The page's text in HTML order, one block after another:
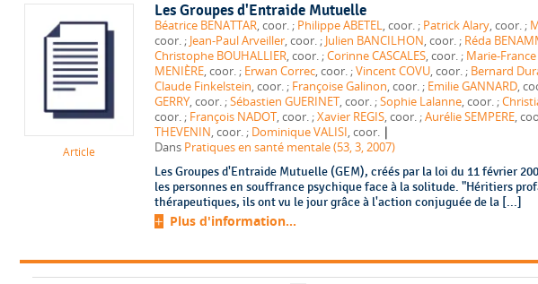
Article
Les Groupes d'Entraide Mutuelle
Béatrice BENATTAR , coor. ; Philippe ABETEL , coor. ; Patrick Alary , coor. ;
coor. ; Jean-Paul Arveiller , coor. ; Julien BANCILHON , coor. ; Réda
Christophe BOUHALLIER
, coor. ;Corinne CASCALES , coor. ; Marie-France
MENIÈRE
, coor. ; Erwan Correc , coor. ;Vincent COVU , coor. ; Bernard
Claude Finkelstein
, coor. ; Françoise Galinon , coor. ; Emilie GANNARD
GERRY
, coor. ;Sébastien GUERINET , coor. ;Sophie Lalanne , coor. ;
coor. ; François NADOT , coor. ;Xavier REGIS , coor. ;Aurélie SEMPERE
THEVENIN
, coor. ; Dominique VALISI, coor. |
Dans Pratiques en santé mentale (53, 3, 2007)
Les Groupes d'Entraide Mutuelle (GEM), créés par la loi du 11 février
les personnes en souffrance psychique face à la solitude. "Héritiers
thérapeutiques, ils ont vu le jour grâce à l'action conjuguée de la [...]
Plus d'information...